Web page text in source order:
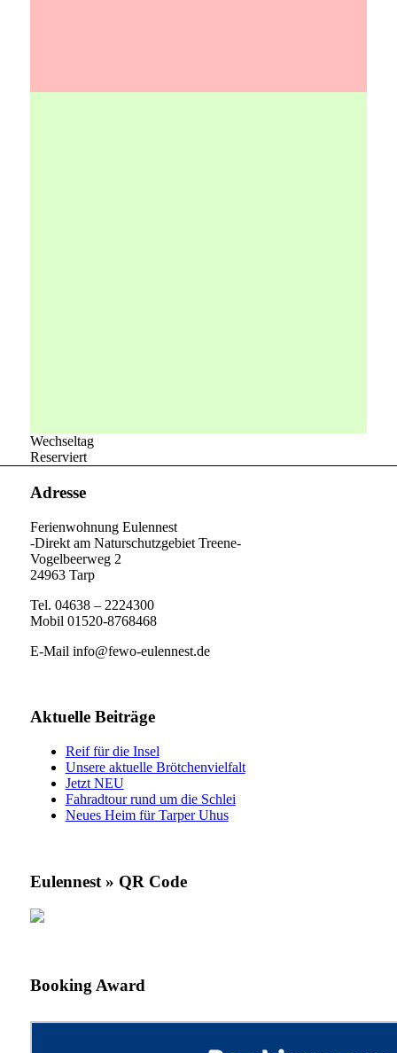
Wechseltag
Reserviert
Adresse
Ferienwohnung Eulennest
-Direkt am Naturschutzgebiet Treene-
Vogelbeerweg 2
24963 Tarp
Tel. 04638 – 2224300
Mobil 01520-8768468
E-Mail info@fewo-eulennest.de
Aktuelle Beiträge
Reif für die Insel
Unsere aktuelle Brötchenvielfalt
Jetzt NEU
Fahradtour rund um die Schlei
Neues Heim für Tarper Uhus
Eulennest » QR Code
Booking Award